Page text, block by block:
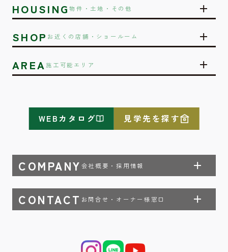
HOUSING物件・土地・その他
SHOP お近くの店舗・ショールーム
AREA施工可能エリア
COMPANY 会社概要・採用情報
CONTACT お問合せ・オーナー様窓口
WEBカタログ 見学先を探す